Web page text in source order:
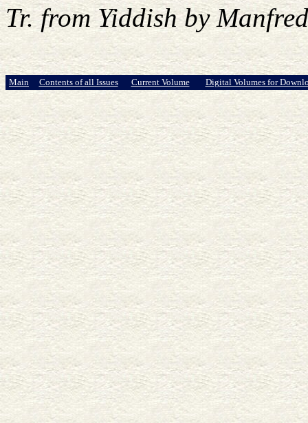
Tr. from Yiddish by
Main Contents of all Issues Current Volume Digital Volumes for